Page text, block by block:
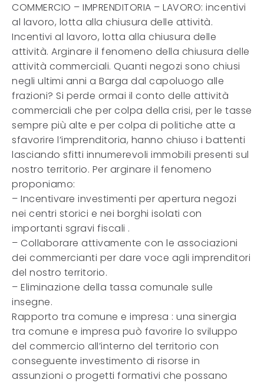
COMMERCIO – IMPRENDITORIA – LAVORO: incentivi
al lavoro, lotta alla chiusura delle attività.
Incentivi al lavoro, lotta alla chiusura delle
attività. Arginare il fenomeno della chiusura delle
attività commerciali. Quanti negozi sono chiusi
negli ultimi anni a Barga dal capoluogo alle
frazioni? Si perde ormai il conto delle attività
commerciali che per colpa della crisi, per le tasse
sempre più alte e per colpa di politiche atte a
sfavorire l’imprenditoria, hanno chiuso i battenti
lasciando sfitti innumerevoli immobili presenti sul
nostro territorio. Per arginare il fenomeno
proponiamo:
– Incentivare investimenti per apertura negozi
nei centri storici e nei borghi isolati con
importanti sgravi fiscali .
– Collaborare attivamente con le associazioni
dei commercianti per dare voce agli imprenditori
del nostro territorio.
– Eliminazione della tassa comunale sulle
insegne.
Rapporto tra comune e impresa : una sinergia
tra comune e impresa può favorire lo sviluppo
del commercio all’interno del territorio con
conseguente investimento di risorse in
assunzioni o progetti formativi che possano